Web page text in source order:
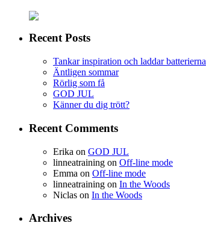
Recent Posts
Tankar inspiration och laddar batterierna
Äntligen sommar
Rörlig som få
GOD JUL
Känner du dig trött?
Recent Comments
Erika on GOD JUL
linneatraining on Off-line mode
Emma on Off-line mode
linneatraining on In the Woods
Niclas on In the Woods
Archives